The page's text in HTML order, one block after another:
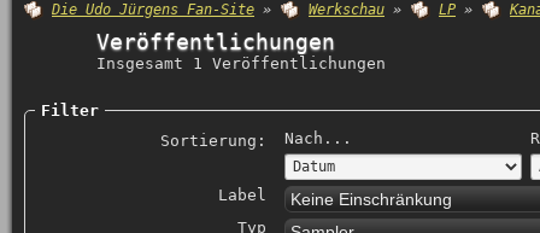
Die Udo Jürgens Fan-Site » Werkschau » LP »
Veröffentlichungen
Insgesamt 1 Veröffentlichungen
Filter
Sortierung:
Nach...
Label Keine Einschränkung
Typ